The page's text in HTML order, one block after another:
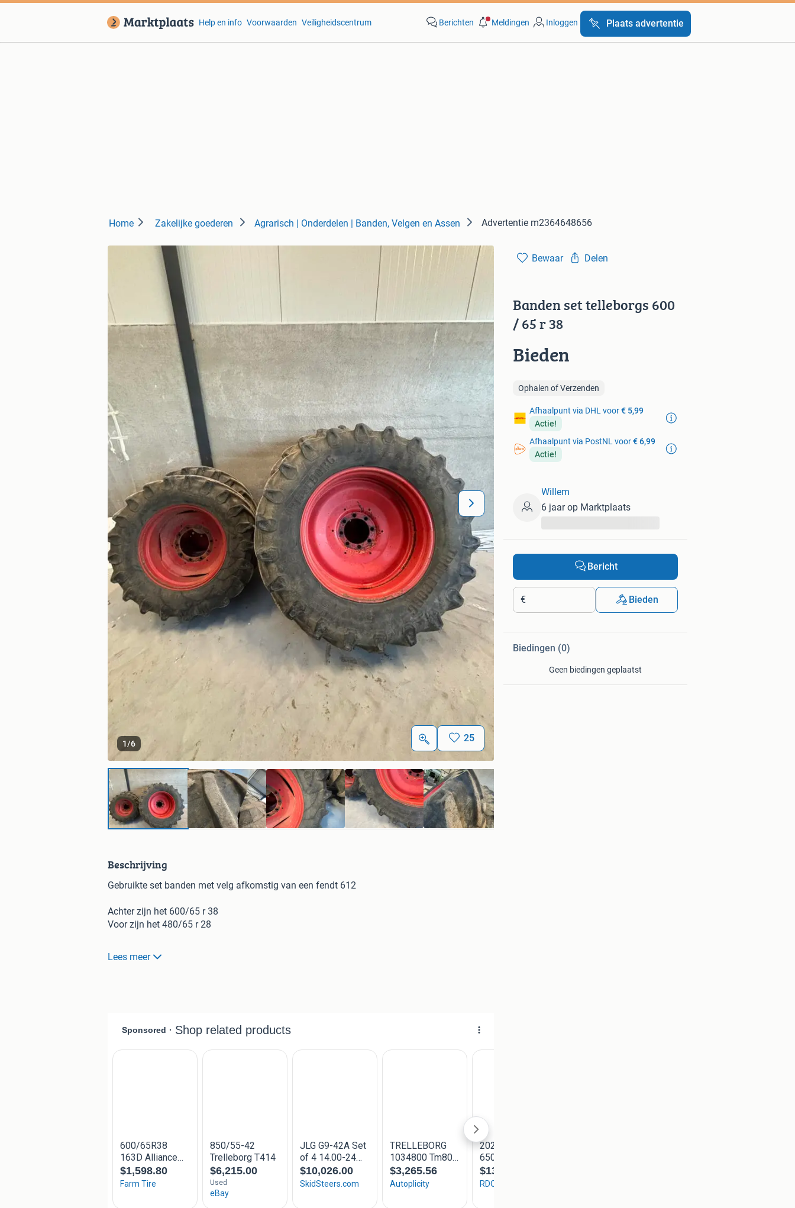
Help en info Voorwaarden Veiligheidscentrum Berichten Meldingen Inloggen Plaats advertentie
Home Zakelijke goederen Agrarisch | Onderdelen | Banden, Velgen en Assen Advertentie m2364648656
1/6 25
Beschrijving
Gebruikte set banden met velg afkomstig van een fendt 612
Achter zijn het 600/65 r 38
Voor zijn het 480/65 r 28
Voor meer informatie bel gerust 0628426135
Lees meer
Bewaar Delen
Banden set telleborgs 600
/ 65 r 38
Bieden
Ophalen of Verzenden
Afhaalpunt via DHL voor€ 5,99
Actie!
Afhaalpunt via PostNL voor€ 6,99
Actie!
Willem
6 jaar op Marktplaats
Bericht
€ Bieden
Biedingen (0)
Geen biedingen geplaatst